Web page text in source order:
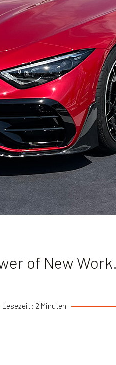
of New Work.
Lesezeit: 2 Minuten